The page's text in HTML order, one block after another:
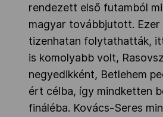
rendezett első futamból
magyar továbbjutott. Ezer
tizenhatan folytathatták,
is komolyabb volt,
negyedikként, Betlehem
ért célba, így mindketten
fináléba. Kovács-Seres